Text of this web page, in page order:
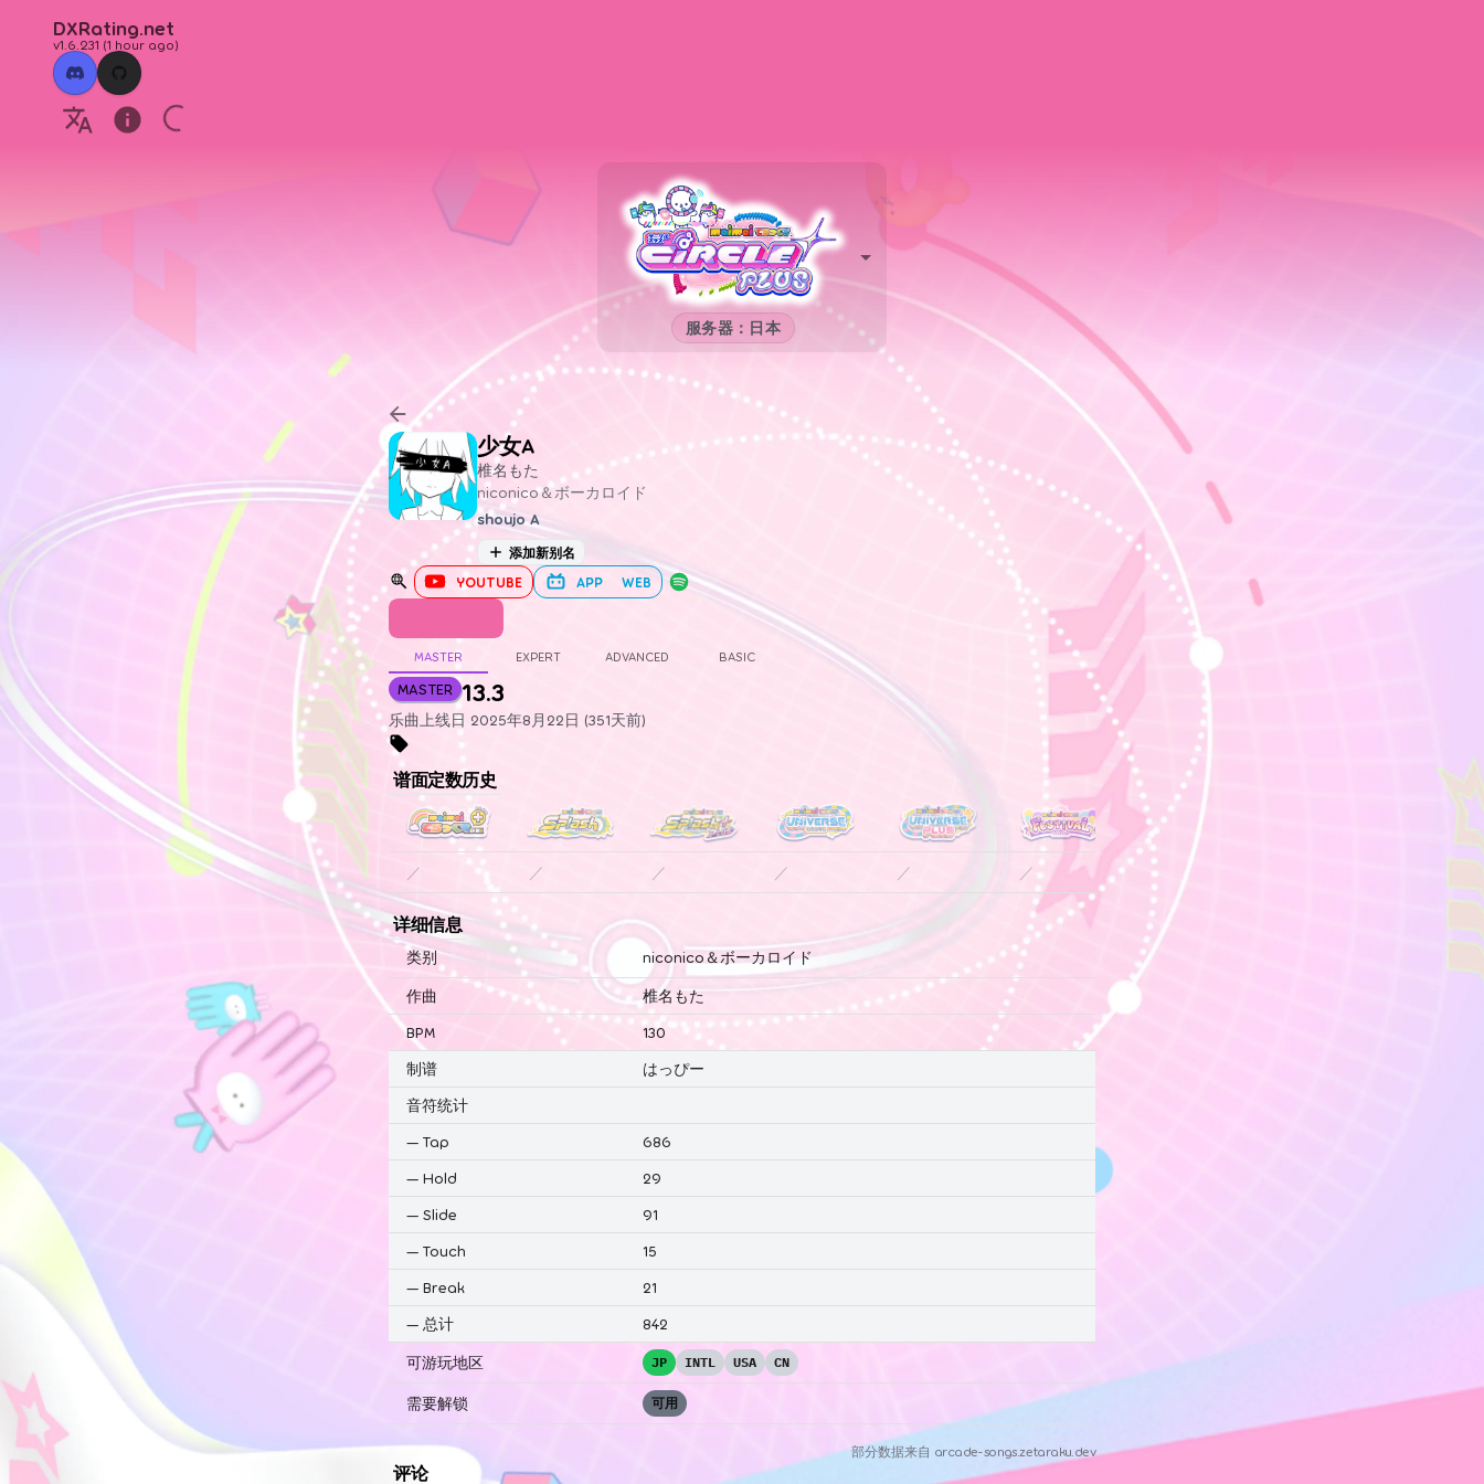
DXRating.net
v1.6.231 (1 hour ago)
服务器：日本
少女A
椎名もた
niconico＆ボーカロイド
shoujo A
添加新别名
YOUTUBE APP WEB
MASTER EXPERT ADVANCED BASIC
MASTER 13.3
乐曲上线日 2025年8月22日 (351天前)
谱面定数历史
／ ／ ／ ／ ／ ／ ／
详细信息
类别 niconico＆ボーカロイド
作曲
椎名もた
BPM
130
制谱
はっぴー
音符统计
— Tap
686
— Hold
29
— Slide
91
— Touch
15
— Break
21
— 总计 842
可游玩地区 JP INTL USA CN
需要解锁 可用
部分数据来自 arcade-songs.zetaraku.dev
评论